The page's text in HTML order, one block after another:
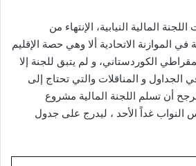
المالية النيابية، الإنتهاء من
الموازنة الاتحادية ألا وهي حصة الإقليم
الكوردستاني، و لم يتبق للجنة إلا
و المناقلات والتي تحتاج إلى
المرجح أن تسلم اللجنة المالية مشروع
النواب غداً الأحد ، ليدرج على جدول